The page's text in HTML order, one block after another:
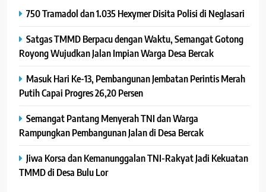
750 Tramadol dan 1.035 Hexymer Disita Polisi di Neglasari
Satgas TMMD Berpacu dengan Waktu, Semangat Gotong
Royong Wujudkan Jalan Impian Warga Desa Bercak
Masuk Hari Ke-13, Pembangunan Jembatan Perintis Merah
Putih Capai Progres 26,20 Persen
Semangat Pantang Menyerah TNI dan Warga
Rampungkan Pembangunan Jalan di Desa Bercak
Jiwa Korsa dan Kemanunggalan TNI-Rakyat Jadi Kekuatan
TMMD di Desa Bulu Lor